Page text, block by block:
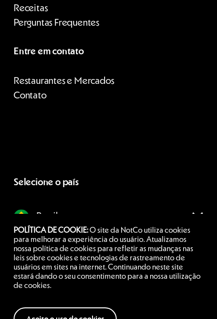
Receitas
Perguntas Frequentes
Entre em contato
Restaurantes e Mercados
Contato
Selecione o país
Brasil
Siga-nos
POLÍTICA DE COOKIE:O site da NotCo utiliza cookies
para melhorar a experiência do usuário. Atualizamos
nossa política de cookies para refletir as mudanças nas
leis sobre cookies e tecnologias de rastreamento de
usuários em sites na internet. Continuando neste site
estará dando o seu consentimento para a nossa utilização
de cookies.